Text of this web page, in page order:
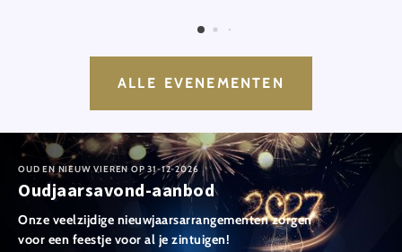
ALLE EVENEMENTEN
OUD EN NIEUW VIEREN OP 31-12-2026
Oudjaarsavond-aanbod
Onze veelzijdige nieuwjaarsarrangementen zorgen
voor een feestje voor al je zintuigen!